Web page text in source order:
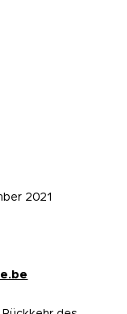
2021